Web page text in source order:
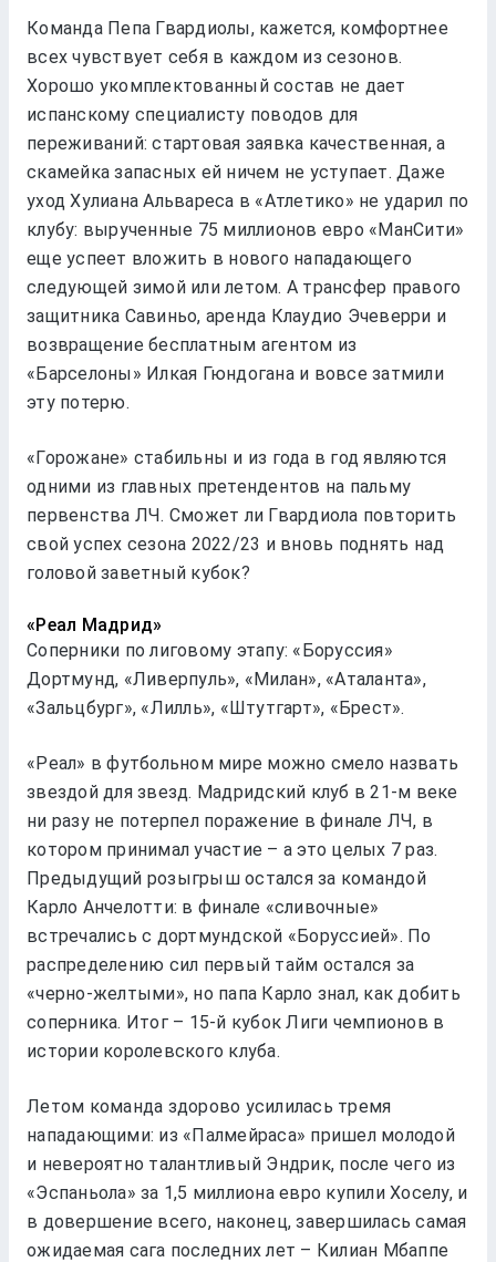
Команда Пепа Гвардиолы, кажется, комфортнее
всех чувствует себя в каждом из сезонов.
Хорошо укомплектованный состав не дает
испанскому специалисту поводов для
переживаний: стартовая заявка качественная, а
скамейка запасных ей ничем не уступает. Даже
уход Хулиана Альвареса в «Атлетико» не ударил по
клубу: вырученные 75 миллионов евро «МанСити»
еще успеет вложить в нового нападающего
следующей зимой или летом. А трансфер правого
защитника Савиньо, аренда Клаудио Эчеверри и
возвращение бесплатным агентом из
«Барселоны» Илкая Гюндогана и вовсе затмили
эту потерю.
«Горожане» стабильны и из года в год являются
одними из главных претендентов на пальму
первенства ЛЧ. Сможет ли Гвардиола повторить
свой успех сезона 2022/23 и вновь поднять над
головой заветный кубок?
«Реал Мадрид»
Соперники по лиговому этапу: «Боруссия»
Дортмунд, «Ливерпуль», «Милан», «Аталанта»,
«Зальцбург», «Лилль», «Штутгарт», «Брест».
«Реал» в футбольном мире можно смело назвать
звездой для звезд. Мадридский клуб в 21-м веке
ни разу не потерпел поражение в финале ЛЧ, в
котором принимал участие – а это целых 7 раз.
Предыдущий розыгрыш остался за командой
Карло Анчелотти: в финале «сливочные»
встречались с дортмундской «Боруссией». По
распределению сил первый тайм остался за
«черно-желтыми», но папа Карло знал, как добить
соперника. Итог – 15-й кубок Лиги чемпионов в
истории королевского клуба.
Летом команда здорово усилилась тремя
нападающими: из «Палмейраса» пришел молодой
и невероятно талантливый Эндрик, после чего из
«Эспаньола» за 1,5 миллиона евро купили Хоселу, и
в довершение всего, наконец, завершилась самая
ожидаемая сага последних лет – Килиан Мбаппе